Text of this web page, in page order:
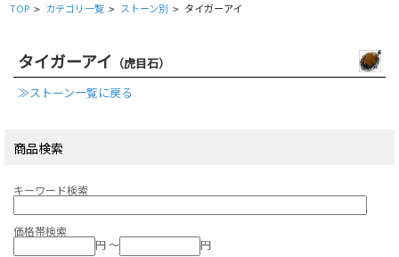
TOP > カテゴリ一覧 > ストーン別 > タイガーアイ
タイガーアイ （虎目石）
≫ストーン一覧に戻る
商品検索
キーワード検索
価格帯検索
円 ～
円